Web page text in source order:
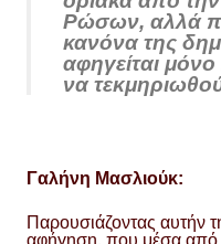
Ρώσων, αλλά
κανόνα της
αφηγείται
να
Γαλήνη Μασλιούκ:
Παρουσιάζοντας αυτήν